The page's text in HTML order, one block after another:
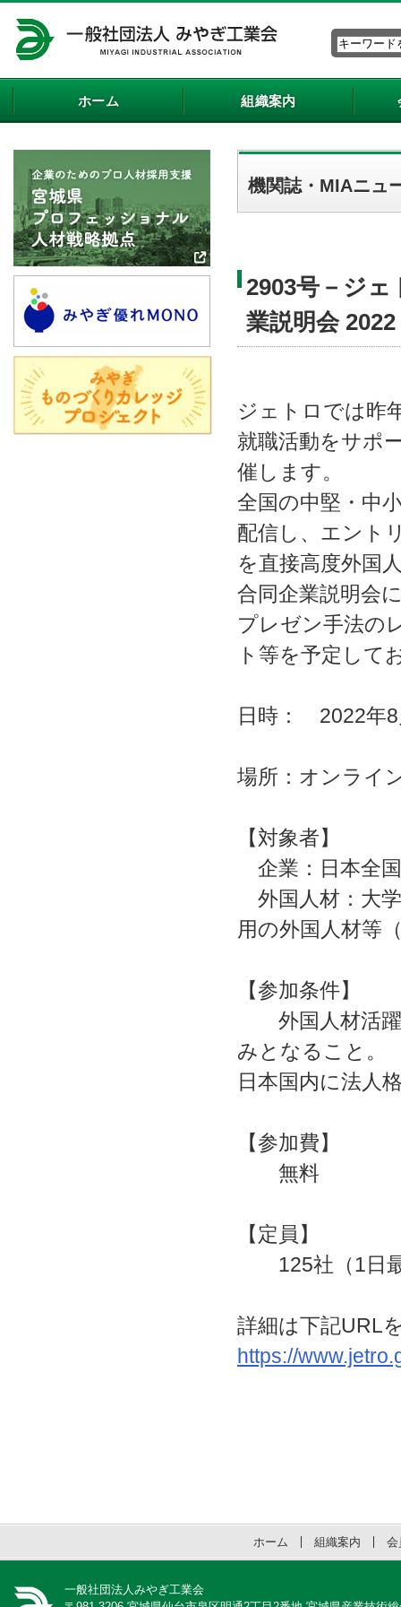
ホーム 組織案内
機関誌・MIAニュ
2903号－ジ
業説明会 2022
ジェトロでは昨
就職活動をサポ
催します。
全国の中堅・中
配信し、エント
を直接高度外国
合同企業説明会
プレゼン手法の
ト等を予定して
日時： 2022年
場所：オンラ
【対象者】
企業：日本全
外国人材：大
用の外国人材等
【参加条件】
外国人材活躍
みとなること。
日本国内に法人
【参加費】
無料
【定員】
125社（1日最
詳細は下記URL
https://
ホーム 組織案内 会
一般社団法人みやぎ工業会